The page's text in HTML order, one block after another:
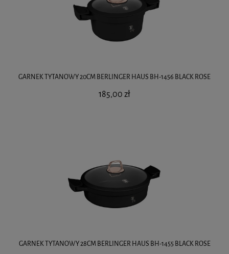
GARNEK TYTANOWY 20CM BERLINGER HAUS BH-1456 BLACK ROSE
185,00 zł
GARNEK TYTANOWY 28CM BERLINGER HAUS BH-1455 BLACK ROSE